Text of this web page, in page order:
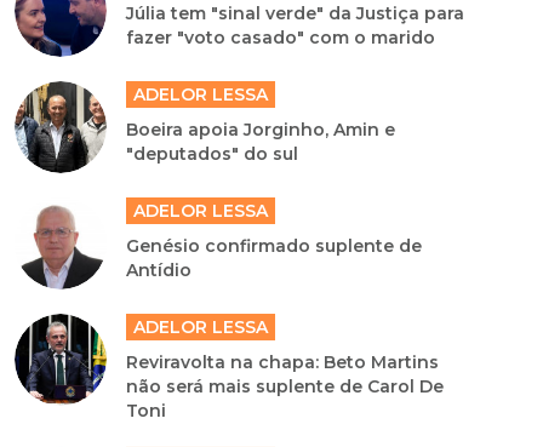
Júlia tem "sinal verde" da Justiça para
fazer "voto casado" com o marido
ADELOR LESSA
Boeira apoia Jorginho, Amin e
"deputados" do sul
ADELOR LESSA
Genésio confirmado suplente de
Antídio
ADELOR LESSA
Reviravolta na chapa: Beto Martins
não será mais suplente de Carol De
Toni